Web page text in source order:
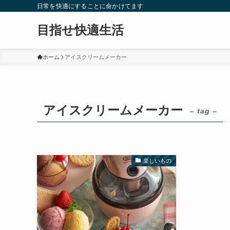
日常を快適にすることに命かけてます
目指せ快適生活
ホーム アイスクリームメーカー
アイスクリームメーカー – tag –
楽しいもの